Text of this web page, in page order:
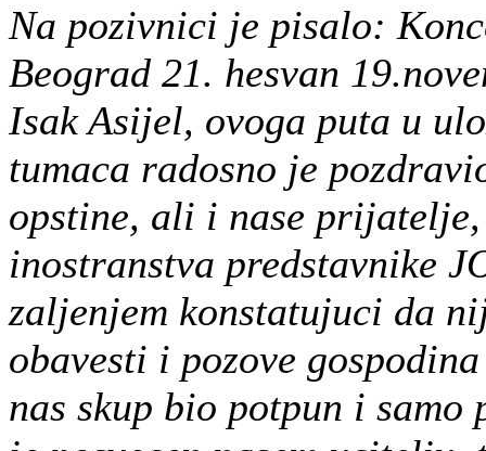
Na pozivnici je pisalo:
Beograd 21. hesvan
Isak Asijel, ovoga puta u
tumaca radosno je
opstine, ali i nase
inostranstva predstavnike
zaljenjem konstatujuci da
obavesti i pozove
nas skup bio potpun i